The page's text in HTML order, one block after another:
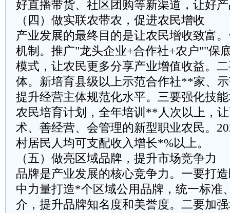
好直播带货、社区团购等新渠道，让好
（四）做实联农带农，促进农民增收
产业发展的最终目的是让农民增收致富
机制。推广"龙头企业+合作社+农户""保
模式，让农民更多分享产业增值收益。
体。新培育县级以上示范合作社**家、
提升经营主体规范化水平。三要强化技
农民培育计划，全年培训**人次以上，
术、善经营、会管理的新型职业农民。
村居民人均可支配收入增长*%以上。
（五）做亮区域品牌，提升市场竞争力
品牌是产业发展的核心竞争力。一要打
中力量打造*个区域公用品牌，统一标准
介，提升品牌知名度和美誉度。二要加